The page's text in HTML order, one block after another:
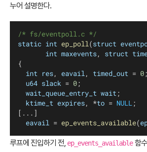
누어 설명한다.
/* fs/eventpoll.c */
static int ep_poll(struct
int maxevents, struct
{
int res, eavail, timed_out = 0;
u64 slack = 0;
wait_queue_entry_t wait;
ktime_t expires, *to = NULL;
[...]
eavail = ep_events_available(
루프에 진입하기 전, ep_events_available함